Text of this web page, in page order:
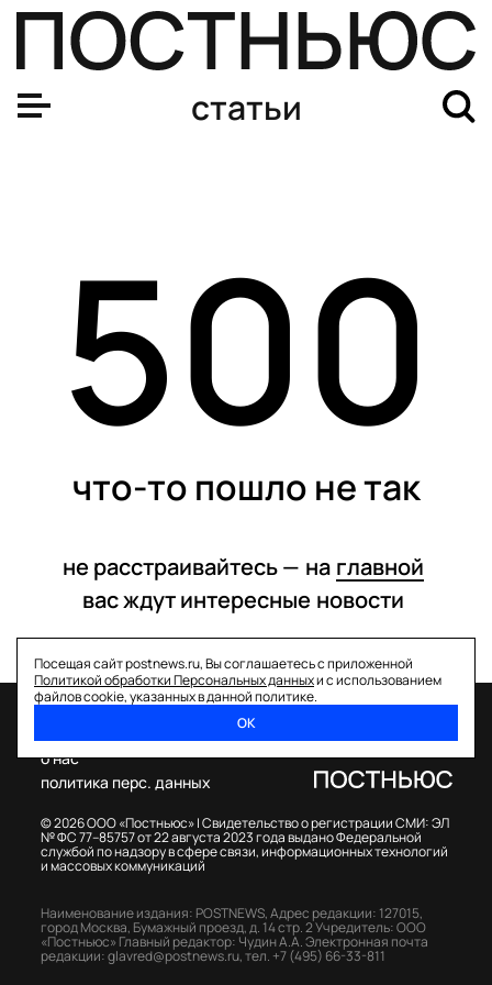
статьи
500
что-то пошло не так
не расстраивайтесь — на главной
вас ждут интересные новости
Посещая сайт postnews.ru, Вы соглашаетесь с приложенной
Политикой обработки Персональных данныхи с использованием
файлов cookie, указанных в данной политике.
ОК
© 2026 ООО «Постньюс» |Свидетельство о регистрации СМИ: ЭЛ
№ ФС 77–85757 от 22 августа 2023 года выдано Федеральной
службой по надзору в сфере связи, информационных технологий
и массовых коммуникаций
о нас
политика перс. данных
Наименование издания: POSTNEWS,Адрес редакции: 127015,
город Москва, Бумажный проезд, д. 14 стр. 2Учредитель: ООО
«Постньюс» Главный редактор: Чудин А.А.Электронная почта
редакции:glavred@postnews.ru,тел. +7 (495) 66-33-811